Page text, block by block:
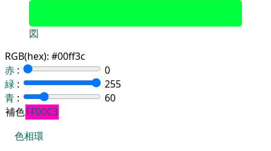
図
RGB(hex): #00ff3c
赤 :
0
緑 :
255
青 :
60
補色FF00C3
色相環